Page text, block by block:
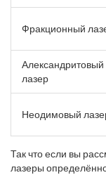
Фракционный
Александритовый
лазер
Неодимовый
Так что если вы
лазеры